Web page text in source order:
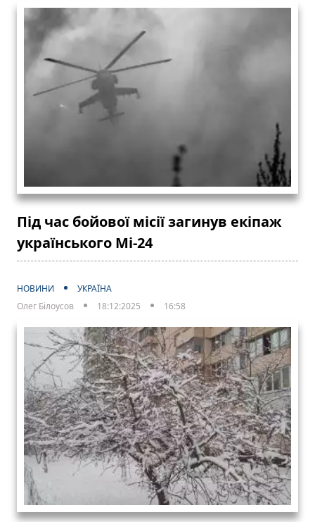
Під час бойової місії загинув екіпаж
українського Мі-24
НОВИНИ
УКРАЇНА
Олег Білоусов
18:12:2025 16:58